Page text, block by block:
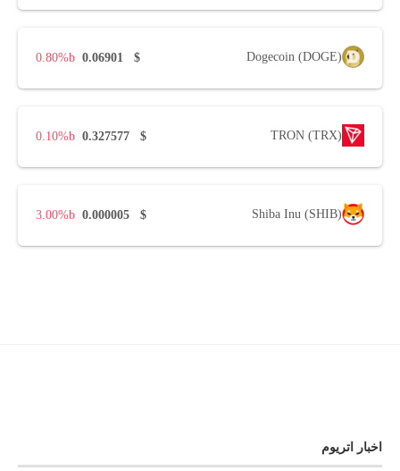
Dogecoin (DOGE)
$
0.06901
0.80%
TRON (TRX)
$
0.327577
0.10%
Shiba Inu (SHIB)
$
0.000005
3.00%
اخبار اتریوم